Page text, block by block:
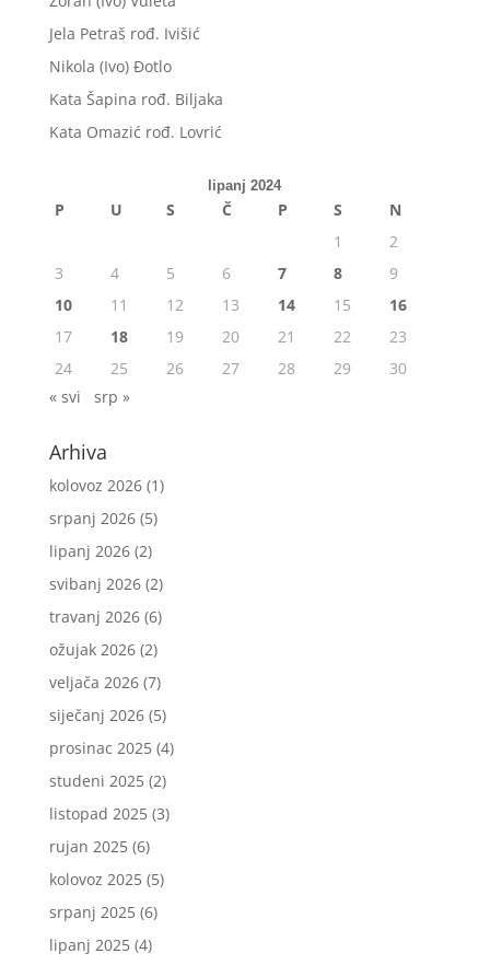
Jela Petraš rođ. Ivišić
Nikola (Ivo) Đotlo
Kata Šapina rođ. Biljaka
Kata Omazić rođ. Lovrić
lipanj 2024
P U S Č P S
N
1
2
3
4 5 6 7 8
9
10
11 12 13 14 15
16
17
18 19 20 21 22
23
24
25 26 27 28 29
30
« svi
srp »
Arhiva
kolovoz 2026(1)
srpanj 2026(5)
lipanj 2026(2)
svibanj 2026(2)
travanj 2026(6)
ožujak 2026(2)
veljača 2026(7)
siječanj 2026(5)
prosinac 2025(4)
studeni 2025(2)
listopad 2025(3)
rujan 2025(6)
kolovoz 2025(5)
srpanj 2025(6)
lipanj 2025(4)